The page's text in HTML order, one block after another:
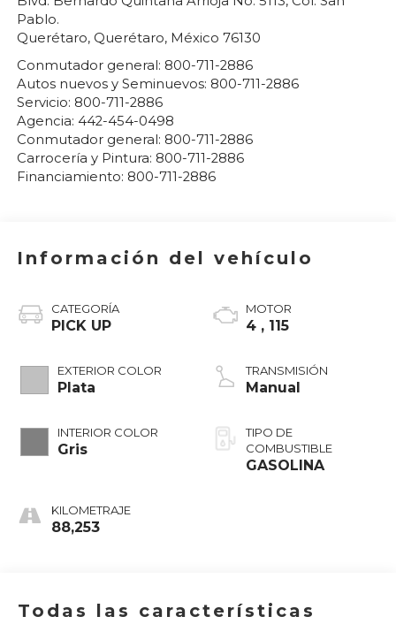
Pablo.
Querétaro, Querétaro, México 76130
Conmutador general: 800-711-2886
Autos nuevos y Seminuevos: 800-711-2886
Servicio: 800-711-2886
Agencia: 442-454-0498
Conmutador general: 800-711-2886
Carrocería y Pintura: 800-711-2886
Financiamiento: 800-711-2886
Información del vehículo
CATEGORÍA
PICK UP
EXTERIOR COLOR
Plata
INTERIOR COLOR
Gris
KILOMETRAJE
88,253
MOTOR
4 , 115
TRANSMISIÓN
Manual
TIPO DE
COMBUSTIBLE
GASOLINA
Todas las características